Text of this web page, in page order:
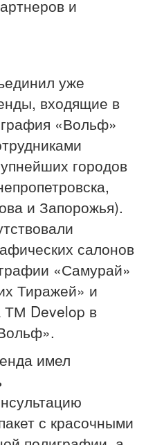
и
уже
входящие в
«Вольф»
городов
и Запорожья).
салонов
«Самурай»
Тиражей» и
ТМ Develop в
имел
с красочными